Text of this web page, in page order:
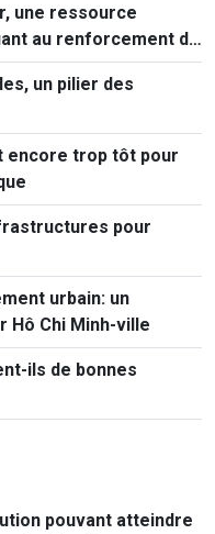
une ressource
au renforcement de
un pilier des
encore trop tôt pour
pour
urbain: un
Hô Chi Minh-ville
ils de bonnes
pouvant atteindre